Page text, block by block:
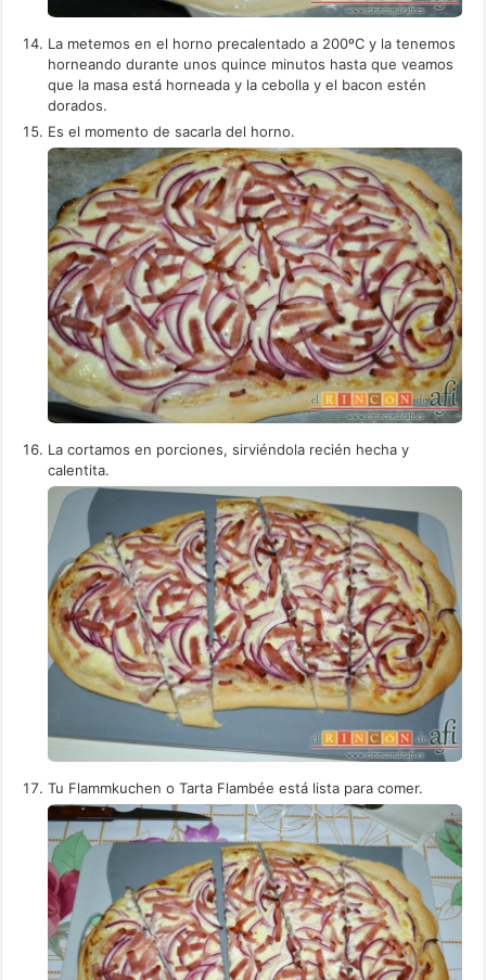
La metemos en el horno precalentado a 200ºC y la tenemos
horneando durante unos quince minutos hasta que veamos
que la masa está horneada y la cebolla y el bacon estén
dorados.
Es el momento de sacarla del horno.
La cortamos en porciones, sirviéndola recién hecha y
calentita.
Tu Flammkuchen o Tarta Flambée está lista para comer.